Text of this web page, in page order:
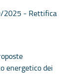
2025 - Rettifica
energetico dei